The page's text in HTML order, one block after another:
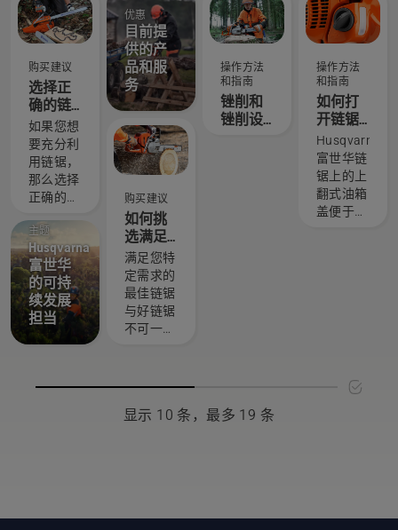
务，您偶
尔需要使
动型机
器。我们
的 X-
Torq® 技
术通过高
效燃烧为
您提供所
需的动力
购买建议
选择正
确的链
锯锯
链：一
些有用
提示
如果您想
要充分利
用链锯，
那么选择
正确的锯
要。请记
住以下几
点。
主题
Husqvarna
富世华
的可持
续发展
担当
技艺精湛
且备受尊
敬的大
使。他们
就是我们
的 H 团
队。他们
也是我们
要求最苛
刻的用
户。
优惠
目前提
供的产
品和服
务
购买建议
如何挑
选满足
您需求
的最佳
链锯
满足您特
定需求的
最佳链锯
与好链锯
不可一概
时，我们
是一项艰
苦的工
需要高精
度作业。
Lucas
Tree
一次盈利
的投资。
操作方法
和指南
锉削和
锉削设
星解决方
案，通过
看城市的
绿色空间
来量化全
球城市的
绿化程
度。其目
标是帮助
保护和改
善城市区
操作方法
和指南
如何打
开链锯
油箱盖
Husqvarna
富世华链
锯上的上
翻式油箱
盖便于在
用螺丝刀
显示 10 条，最多 19 条